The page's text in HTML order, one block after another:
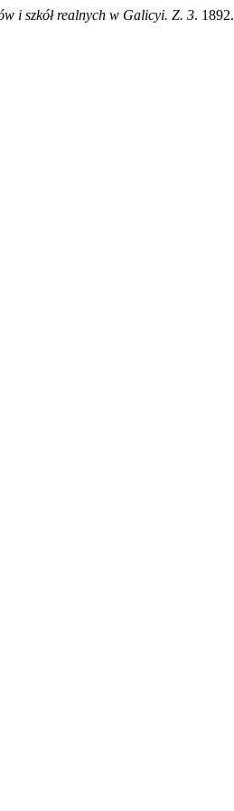
i szkół realnych w Galicyi. Z. 3. 1892.